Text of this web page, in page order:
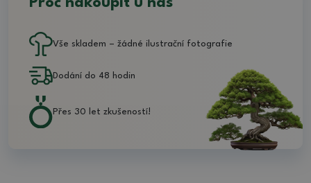
Vše skladem – žádné ilustrační fotografie
Dodání do 48 hodin
Přes 30 let zkušeností!